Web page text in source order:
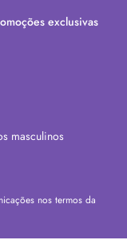
exclusivas
masculinos
nos termos da